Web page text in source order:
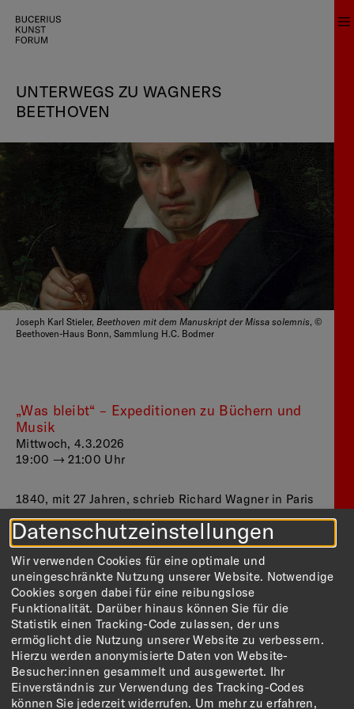
UNTERWEGS ZU WAGNERS
BEETHOVEN
Joseph Karl Stieler, Beethoven mit dem Manuskript der Missa solemnis, ©
Beethoven-Haus Bonn, Sammlung H.C. Bodmer
„Was bleibt“ – Expeditionen zu Büchern und
Musik
Mittwoch, 4.3.2026
19:00 — 21:00 Uhr
1840, mit 27 Jahren, schrieb Richard Wagner in Paris
mit Beethoven in Wien – als Pilgerreise zum verehrten
Genie. Unter Einfluss Heinrich Heines entstanden,
wird darin ein erfundener Beethoven zur
Projektionsfläche von Wagners eigenen Ideen über
die Zukunft der Musik nach der Neunten. Wagner
spottet über Beethoven-Verehrer aus England,
karikiert gar Rangeleien im Vorzimmer des Meisters –
und lässt doch durchscheinen, wie tief ihn diese
Figur prägte. Drei Jahrzehnte später schreibt er den
programmatischen AufsatzBeethoven, in dem der
Komponist zur mythischen Figur und Inspiration
eines neuen deutschen Musikdramas wird. Mit seiner
Datenschutzeinstellungen
Wir verwenden Cookies für eine optimale und
uneingeschränkte Nutzung unserer Website. Notwendige
Cookies sorgen dabei für eine reibungslose
Funktionalität. Darüber hinaus können Sie für die
Statistik einen Tracking-Code zulassen, der uns
ermöglicht die Nutzung unserer Website zu verbessern.
Hierzu werden anonymisierte Daten von Website-
Besucher:innen gesammelt und ausgewertet. Ihr
Einverständnis zur Verwendung des Tracking-Codes
können Sie jederzeit widerrufen. Um mehr zu erfahren,